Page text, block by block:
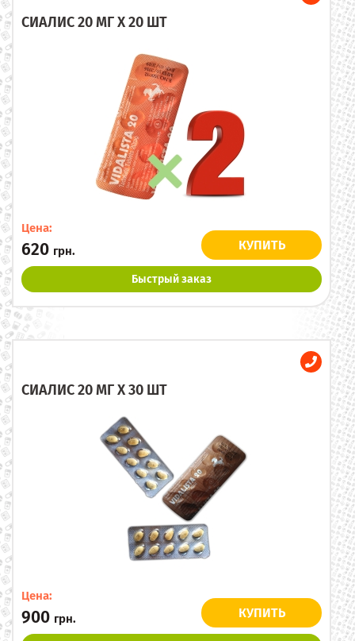
СИАЛИС 20 МГ X 20 ШТ
Цена:
620 грн. КУПИТЬ
Быстрый заказ
СИАЛИС 20 МГ X 30 ШТ
Цена:
900 грн. КУПИТЬ